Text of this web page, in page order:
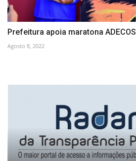
Prefeitura apoia maratona ADECOS
Agosto 8, 2022